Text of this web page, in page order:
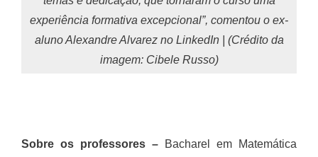
experiência formativa excepcional”, comentou o ex-
aluno Alexandre Alvarez no LinkedIn | (Crédito da
imagem: Cibele Russo)
Sobre os professores – Bacharel em Matemática